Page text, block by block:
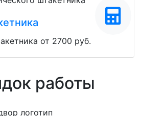
от 2700 руб.
работы